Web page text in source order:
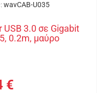
wavCAB-U035
USB 3.0 σε Gigabit
0.2m, μαύρο
€